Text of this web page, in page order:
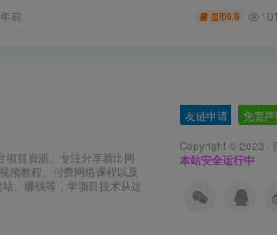
前 盟币9.9
项目资源、专注分享新出网
频教程、付费网络课程以及
、赚钱等，学项目技术从这
友链申请 免责声
Copyright © 2023 ·
本站安全运行中